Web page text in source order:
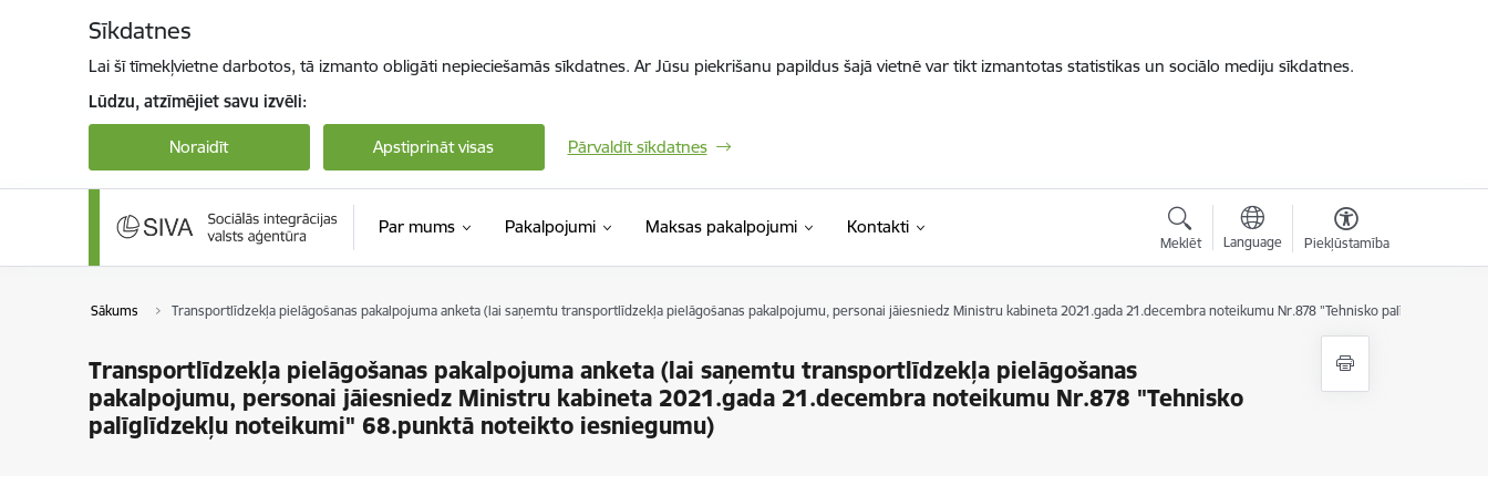
Sīkdatnes
Lai šī tīmekļvietne darbotos, tā izmanto obligāti nepieciešamās sīkdatnes. Ar Jūsu piekrišanu papildus šajā vietnē var tikt izmantotas statistikas un sociālo mediju sīkdatnes.
Lūdzu, atzīmējiet savu izvēli:
Noraidīt Apstiprināt visas Pārvaldīt sīkdatnes
Par mums Pakalpojumi Maksas pakalpojumi Kontakti
Meklēt Language Piekļūstamība
Sākums Transportlīdzekļa pielāgošanas pakalpojuma anketa (lai saņemtu transportlīdzekļa pielāgošanas pakalpojumu, personai jāiesniedz Ministru kabineta 2021.gada 21.decembra noteikumu Nr.878 "Tehnisko palīglīdzekļu
Transportlīdzekļa pielāgošanas pakalpojuma anketa (lai saņemtu transportlīdzekļa pielāgošanas
pakalpojumu, personai jāiesniedz Ministru kabineta 2021.gada 21.decembra noteikumu Nr.878 "Tehnisko
palīglīdzekļu noteikumi" 68.punktā noteikto iesniegumu)